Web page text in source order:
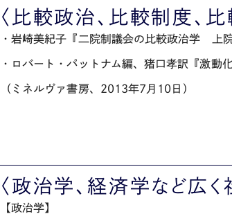
〈比較政治、比較制度、比
・岩崎美紀子『二院制議会の比較政治学 上
・ロバート・パットナム編、猪口孝訳『激
（ミネルヴァ書房、2013年7月10日）
〈政治学、経済学など広
【政治学】